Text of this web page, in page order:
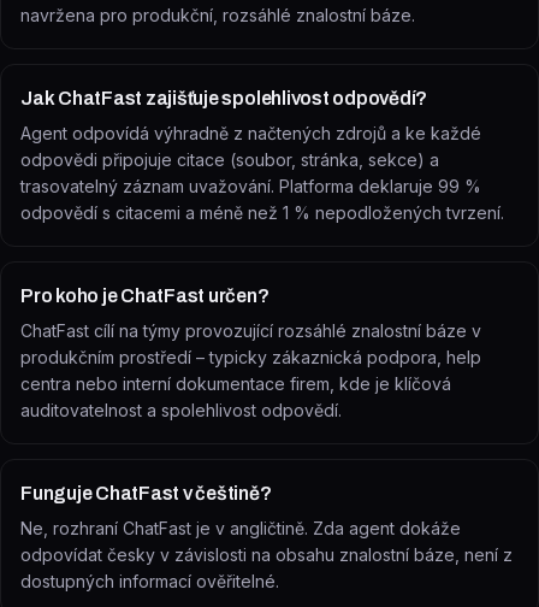
navržena pro produkční, rozsáhlé znalostní báze.
Jak ChatFast zajišťuje spolehlivost odpovědí?
Agent odpovídá výhradně z načtených zdrojů a ke každé
odpovědi připojuje citace (soubor, stránka, sekce) a
trasovatelný záznam uvažování. Platforma deklaruje 99 %
odpovědí s citacemi a méně než 1 % nepodložených tvrzení.
Pro koho je ChatFast určen?
ChatFast cílí na týmy provozující rozsáhlé znalostní báze v
produkčním prostředí – typicky zákaznická podpora, help
centra nebo interní dokumentace firem, kde je klíčová
auditovatelnost a spolehlivost odpovědí.
Funguje ChatFast v češtině?
Ne, rozhraní ChatFast je v angličtině. Zda agent dokáže
odpovídat česky v závislosti na obsahu znalostní báze, není z
dostupných informací ověřitelné.